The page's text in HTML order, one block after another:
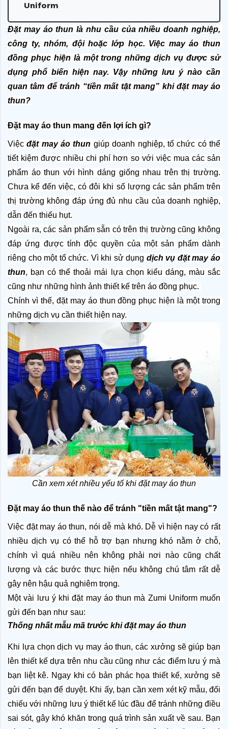
Uniform
Đặt may áo thun là nhu cầu của nhiều doanh nghiệp,
công ty, nhóm, đội hoặc lớp học. Việc may áo thun
đồng phục hiện là một trong những dịch vụ được sử
dụng phổ biến hiện nay. Vậy những lưu ý nào cần
quan tâm để tránh “tiền mất tật mang” khi đặt may áo
thun?
Đặt may áo thun mang đến lợi ích gì?
Việc đặt may áo thun giúp doanh nghiệp, tổ chức có thể
tiết kiệm được nhiều chi phí hơn so với việc mua các sản
phẩm áo thun với hình dáng giống nhau trên thị trường.
Chưa kể đến việc, có đôi khi số lượng các sản phẩm trên
thị trường không đáp ứng đủ nhu cầu của doanh nghiệp,
dẫn đến thiếu hụt.
Ngoài ra, các sản phẩm sẵn có trên thị trường cũng không
đáp ứng được tính độc quyền của một sản phẩm dành
riêng cho một tổ chức. Vì khi sử dụng dịch vụ đặt may áo
thun, bạn có thể thoải mái lựa chọn kiểu dáng, màu sắc
cũng như những hình ảnh thiết kế trên áo đồng phục.
Chính vì thế, đặt may áo thun đồng phục hiện là một trong
những dịch vụ cần thiết hiện nay.
Cần xem xét nhiều yếu tố khi đặt may áo thun
Đặt may áo thun thế nào để tránh "tiền mất tật mang"?
Việc đặt may áo thun, nói dễ mà khó. Dễ vì hiện nay có rất
nhiều dịch vụ có thể hỗ trợ bạn nhưng khó nằm ở chỗ,
chính vì quá nhiều nên không phải nơi nào cũng chất
lượng và các bước thực hiện nếu không chú tâm rất dễ
gây nên hậu quả nghiêm trọng.
Một vài lưu ý khi đặt may áo thun mà Zumi Uniform muốn
gửi đến bạn như sau:
Thống nhất mẫu mã trước khi đặt may áo thun
Khi lựa chọn dịch vụ may áo thun, các xưởng sẽ giúp bạn
lên thiết kế dựa trên nhu cầu cũng như các điểm lưu ý mà
bạn liệt kê. Ngay khi có bản phác họa thiết kế, xưởng sẽ
gửi đến bạn để duyệt. Khi ấy, bạn cần xem xét kỹ mẫu, đối
chiếu với những lưu ý thiết kế lúc đầu để tránh những điều
sai sót, gây khó khăn trong quá trình sản xuất về sau. Bạn